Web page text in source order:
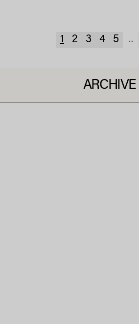
1 2 3 4 5 ...
ARCHIVE